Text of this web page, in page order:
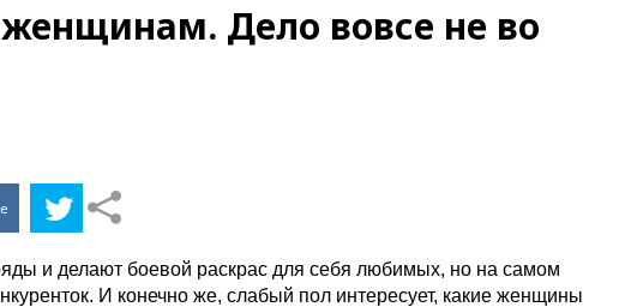
Дело вовсе не во
и делают боевой раскрас для себя любимых, но на самом
И конечно же, слабый пол интересует, какие женщины